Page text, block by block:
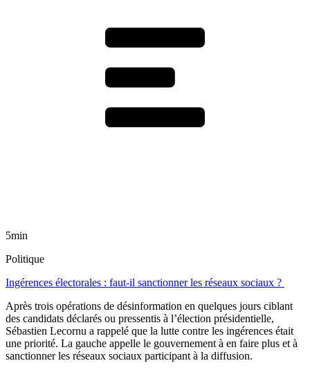
5min
Politique
Ingérences électorales : faut-il sanctionner les réseaux sociaux ?
Après trois opérations de désinformation en quelques jours ciblant
des candidats déclarés ou pressentis à l’élection présidentielle,
Sébastien Lecornu a rappelé que la lutte contre les ingérences était
une priorité. La gauche appelle le gouvernement à en faire plus et à
sanctionner les réseaux sociaux participant à la diffusion.